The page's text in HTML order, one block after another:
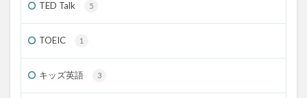
TED Talk 5
TOEIC 1
キッズ英語 3